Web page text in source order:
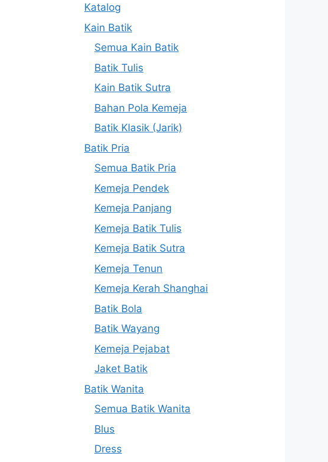
Katalog
Kain Batik
Semua Kain Batik
Batik Tulis
Kain Batik Sutra
Bahan Pola Kemeja
Batik Klasik (Jarik)
Batik Pria
Semua Batik Pria
Kemeja Pendek
Kemeja Panjang
Kemeja Batik Tulis
Kemeja Batik Sutra
Kemeja Tenun
Kemeja Kerah Shanghai
Batik Bola
Batik Wayang
Kemeja Pejabat
Jaket Batik
Batik Wanita
Semua Batik Wanita
Blus
Dress